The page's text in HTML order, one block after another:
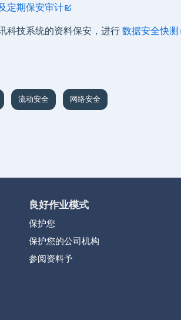
定期保安审计
科技系统的资料保安，进行数据安全快测
流动安全 网络安全
良好作业模式
保护您
保护您的公司机构
参阅资料予